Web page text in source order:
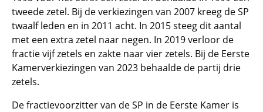
tweede zetel. Bij de verkiezingen van 2007 kreeg de SP
twaalf leden en in 2011 acht. In 2015 steeg dit aantal
met een extra zetel naar negen. In 2019 verloor de
fractie vijf zetels en zakte naar vier zetels. Bij de Eerste
Kamerverkiezingen van 2023 behaalde de partij drie
zetels.
De fractievoorzitter van de SP in de Eerste Kamer is